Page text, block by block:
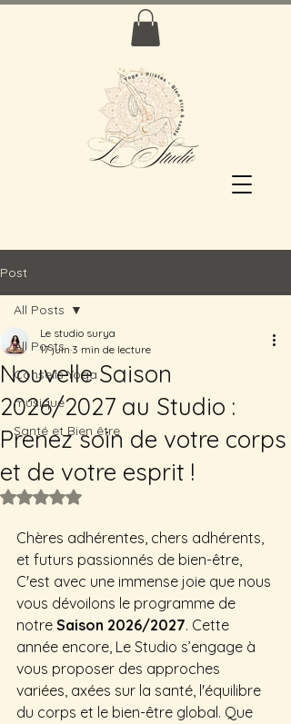
Post
All Posts
Conseils Yoga
musique
Santé et Bien être
All Posts
Nouvelle Saison
2026/2027 au Studio :
Prenez soin de votre corps
et de votre esprit !
Le studio surya
17 juin 3 min de lecture
Noté NaN étoiles sur 5.
Chères adhérentes, chers adhérents,
et futurs passionnés de bien-être,
C'est avec une immense joie que nous
vous dévoilons le programme de
notre Saison 2026/2027. Cette
année encore, Le Studio s’engage à
vous proposer des approches
variées, axées sur la santé, l'équilibre
du corps et le bien-être global. Que